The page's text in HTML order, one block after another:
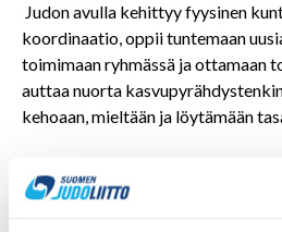
Judon avulla kehittyy fyysinen
koordinaatio, oppii tuntemaan
toimimaan ryhmässä ja ottamaan
auttaa nuorta
kehoaan, mieltään ja löytämään
Perhejudo